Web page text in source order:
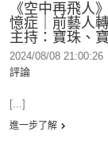
《空中再飛人
憶症｜前藝人
主持：寶珠、
2024/08/08 21:00:26
評論
[...]
進一步了解